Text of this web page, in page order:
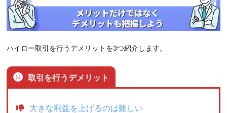
ハイロー取引を行うデメリットを3つ紹介します。
取引を行うデメリット
大きな利益を上げるのは難しい